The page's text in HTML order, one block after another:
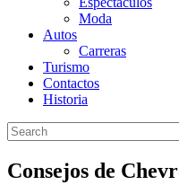
Moda
Autos
Carreras
Turismo
Contactos
Historia
Consejos de